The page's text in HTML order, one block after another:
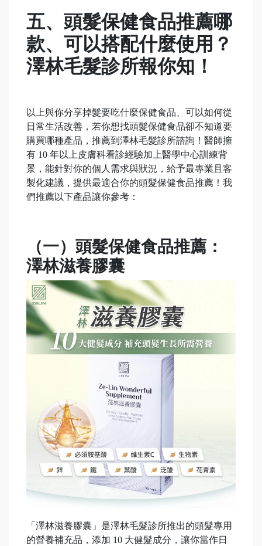
五、頭髮保健食品推薦哪
款、可以搭配什麼使用？
澤林毛髮診所報你知！
以上與你分享掉髮要吃什麼保健食品、可以如何從
日常生活改善，若你想找頭髮保健食品卻不知道要
購買哪種產品，推薦到澤林毛髮診所諮詢！醫師擁
有 10 年以上皮膚科看診經驗加上醫學中心訓練背
景，能針對你的個人需求與狀況，給予最專業且客
製化建議，提供最適合你的頭髮保健食品推薦！我
們推薦以下產品讓你參考：
（一）頭髮保健食品推薦：
澤林滋養膠囊
「澤林滋養膠囊」是澤林毛髮診所推出的頭髮專用
的營養補充品，添加 10 大健髮成分，讓你當作日